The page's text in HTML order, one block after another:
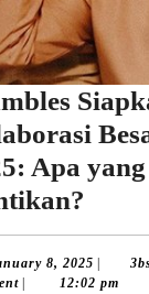
Apa
8, 2025
8,
12:02 pm